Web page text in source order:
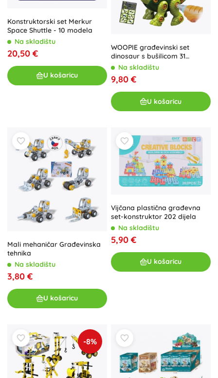
Konstruktorski set Merkur
Space Shuttle - 10 modela
Na skladištu
20,50 €
U košaricu
WOOPIE građevinski set
dinosaur s bušilicom 31
dijelova
Na skladištu
9,80 €
U košaricu
Mali mehaničar Građevinska
tehnika
Na skladištu
3,80 €
U košaricu
Vijčana plastična građevna
set-konstruktor 202 dijela
Na skladištu
5,90 €
U košaricu
-8%